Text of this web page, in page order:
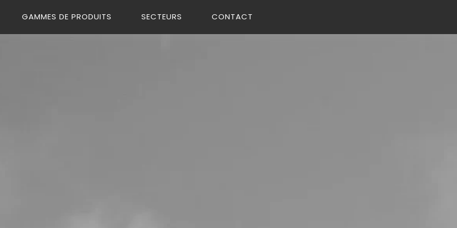
GAMMES DE PRODUITS SECTEURS CONTACT